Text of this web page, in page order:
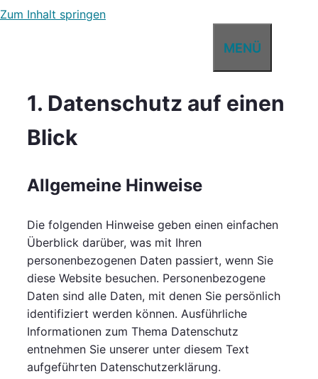
Zum Inhalt springen
MENÜ
Datenschutz­erklärung
1. Datenschutz auf einen
Blick
Allgemeine Hinweise
Die folgenden Hinweise geben einen einfachen
Überblick darüber, was mit Ihren
personenbezogenen Daten passiert, wenn Sie
diese Website besuchen. Personenbezogene
Daten sind alle Daten, mit denen Sie persönlich
identifiziert werden können. Ausführliche
Informationen zum Thema Datenschutz
entnehmen Sie unserer unter diesem Text
aufgeführten Datenschutzerklärung.